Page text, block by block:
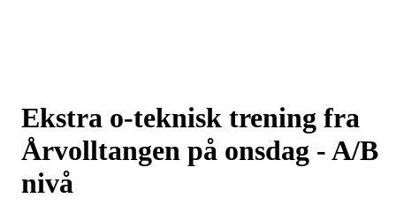
Ekstra o-teknisk trening fra
Årvolltangen på onsdag - A/B
nivå